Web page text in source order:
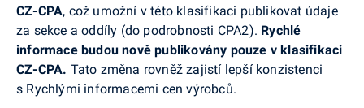
CZ-CPA, což umožní v této klasifikaci publikovat údaje
za sekce a oddíly (do podrobnosti CPA2). Rychlé
informace budou nově publikovány pouze v klasifikaci
CZ-CPA. Tato změna rovněž zajistí lepší konzistenci
s Rychlými informacemi cen výrobců.